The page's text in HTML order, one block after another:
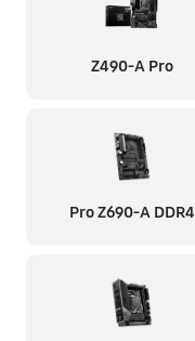
Z490-A Pro
Pro Z690-A DDR4